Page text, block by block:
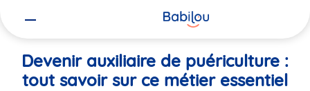
Devenir auxiliaire de puériculture :
tout savoir sur ce métier essentiel